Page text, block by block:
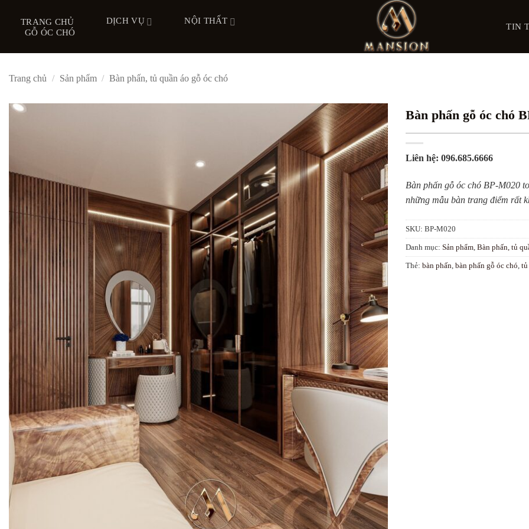
dung
TRANG CHỦ DỊCH VỤ
NỘI THẤT
GỖ ÓC CHÓ
TIN
Trang chủ / Sản phẩm / Bàn phấn, tủ quần áo gỗ óc chó
Bàn phấn gỗ óc chó
Liên hệ: 096.685.6666
Bàn phấn gỗ óc chó BP-M020
những mẫu bàn trang điểm rất
SKU: BP-M020
Danh mục: Sản phẩm Bàn phấn, tủ
Thẻ: bàn phấn bàn phấn gỗ óc chó tủ